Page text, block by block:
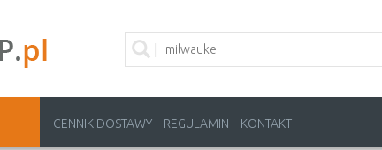
CENNIK DOSTAWY REGULAMIN KONTAKT